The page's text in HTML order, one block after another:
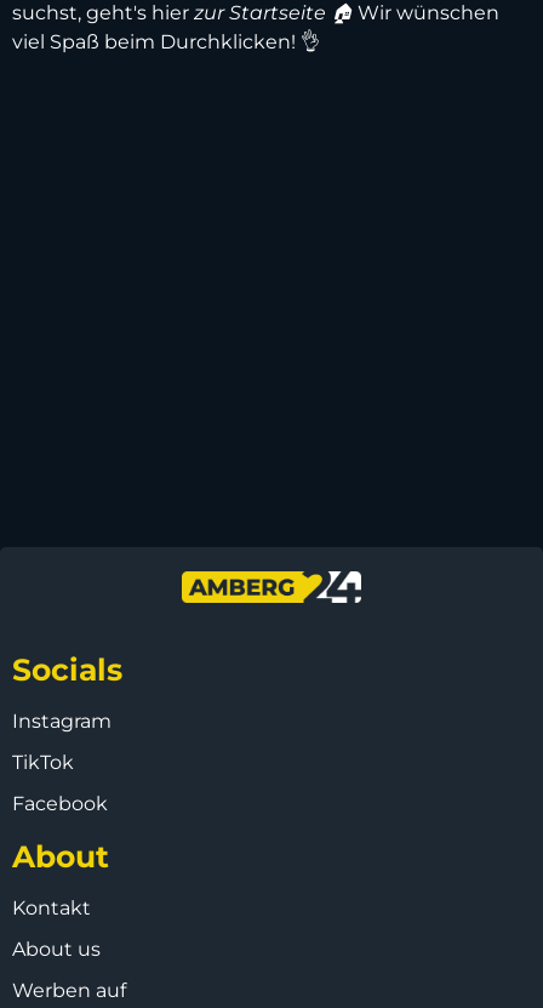
suchst, geht's hier zur Startseite 🏠 Wir wünschen
viel Spaß beim Durchklicken! 👌
Socials
Instagram
TikTok
Facebook
About
Kontakt
About us
Werben auf